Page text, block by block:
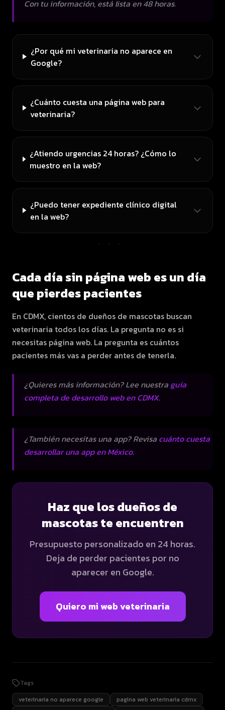
Con tu información, está lista en 48 horas.
¿Por qué mi veterinaria no aparece en
Google?
¿Cuánto cuesta una página web para
veterinaria?
¿Atiendo urgencias 24 horas? ¿Cómo lo
muestro en la web?
¿Puedo tener expediente clínico digital
en la web?
···
Cada día sin página web es un día
que pierdes pacientes
En CDMX, cientos de dueños de mascotas buscan
veterinaria todos los días. La pregunta no es si
necesitas página web. La pregunta es cuántos
pacientes más vas a perder antes de tenerla.
¿Quieres más información? Lee nuestra guía
completa de desarrollo web en CDMX.
¿También necesitas una app? Revisa cuánto cuesta
desarrollar una app en México.
Haz que los dueños de
mascotas te encuentren
Presupuesto personalizado en 24 horas.
Deja de perder pacientes por no
aparecer en Google.
Quiero mi web veterinaria
Tags
veterinaria no aparece google
pagina web veterinaria cdmx